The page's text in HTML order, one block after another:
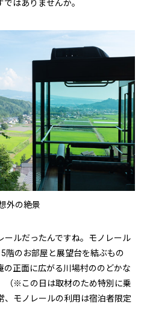
はありませんか。
外の絶景
ールだったんですね。モノレール
階のお部屋と展望台を結ぶもの
の正面に広がる川場村ののどかな
（※この日は取材のため特別に乗
、モノレールの利用は宿泊者限定